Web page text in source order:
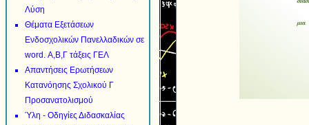
Λύση
Θέματα Εξετάσεων
Ενδοσχολικών Πανελλαδικών σε
word. Α,Β,Γ τάξεις ΓΕΛ
Απαντήσεις Ερωτήσεων
Κατανόησης Σχολικού Γ
Προσανατολισμού
Ύλη - Οδηγίες Διδασκαλίας